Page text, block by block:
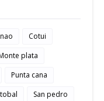
Cotui
plata
Punta cana
San pedro